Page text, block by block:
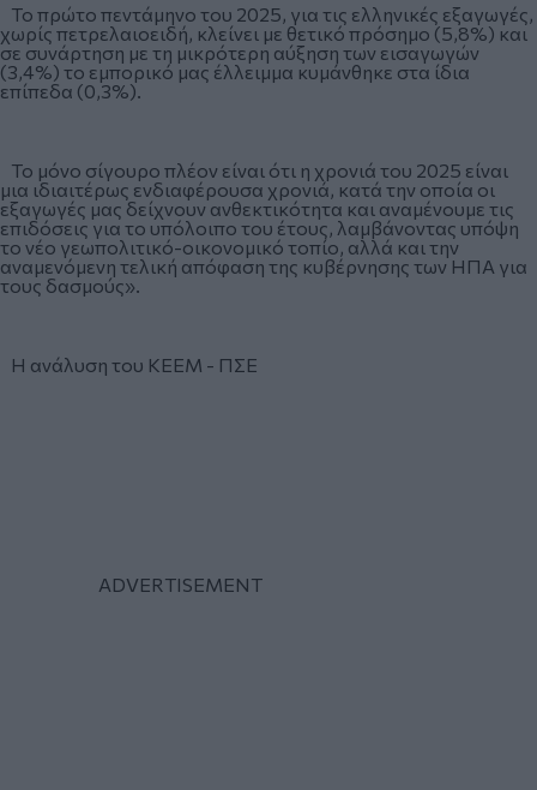
Το πρώτο πεντάμηνο του 2025, για τις ελληνικές εξαγωγές,
χωρίς πετρελαιοειδή, κλείνει με θετικό πρόσημο (5,8%) και
σε συνάρτηση με τη μικρότερη αύξηση των εισαγωγών
(3,4%) το εμπορικό μας έλλειμμα κυμάνθηκε στα ίδια
επίπεδα (0,3%).
Το μόνο σίγουρο πλέον είναι ότι η χρονιά του 2025 είναι
μια ιδιαιτέρως ενδιαφέρουσα χρονιά, κατά την οποία οι
εξαγωγές μας δείχνουν ανθεκτικότητα και αναμένουμε τις
επιδόσεις για το υπόλοιπο του έτους, λαμβάνοντας υπόψη
το νέο γεωπολιτικό-οικονομικό τοπίο, αλλά και την
αναμενόμενη τελική απόφαση της κυβέρνησης των ΗΠΑ για
τους δασμούς».
Η ανάλυση του ΚΕΕΜ - ΠΣΕ